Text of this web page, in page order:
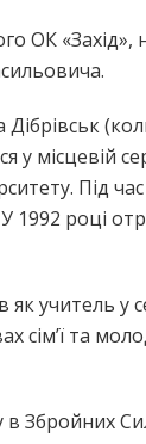
ОК
у місцевій
Під
1992 році
як учитель
сім’ї та
Збройних